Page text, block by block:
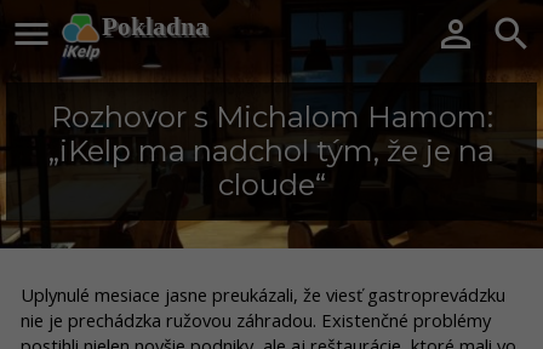
Pokladna
  
Rozhovor s Michalom Hamom:
„iKelp ma nadchol tým, že je na
cloude“
Uplynulé mesiace jasne preukázali, že viesť gastroprevádzku
nie je prechádzka ružovou záhradou. Existenčné problémy